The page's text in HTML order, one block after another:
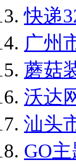
快递
广州
蘑菇
沃达
汕头
GO